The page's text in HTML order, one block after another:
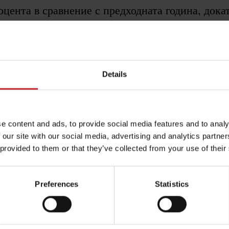
Details
content and ads, to provide social media features and to
site with our social media, advertising and analytics
to them or that they’ve collected from your use of
Preferences Statistics
в сравнение с предходната година,
в резултат от намаляванията на разходите
в дейността.
годината
пазари. Дейността в Канада показа рекордни
с по-предпазливи инвеститорско
предизвикателни, с нежелание от страна на
на селските стопани да инвестират беше
Въпреки това Väderstad запази стабилност и
възстановяване на европейския пазар, докато